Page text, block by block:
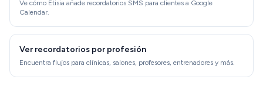
Ve cómo Etisia añade recordatorios SMS para clientes a Google
Calendar.
Ver recordatorios por profesión
Encuentra flujos para clínicas, salones, profesores, entrenadores y más.